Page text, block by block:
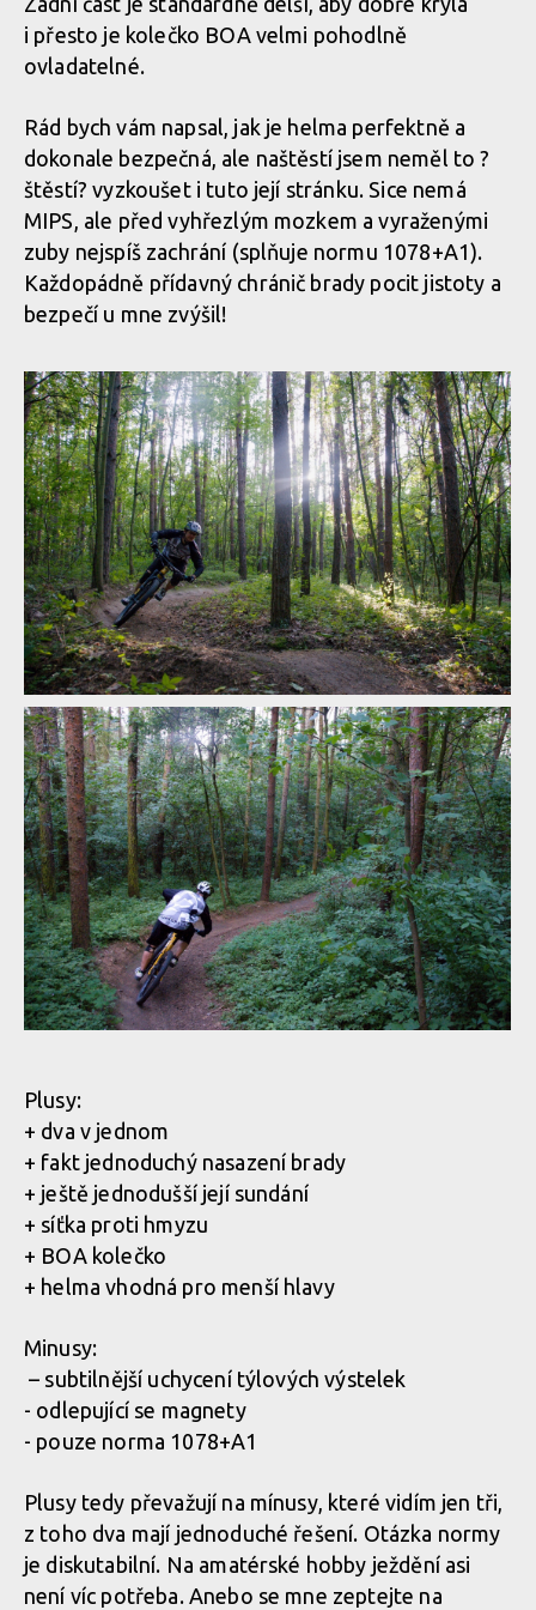
Test: helma
Catlike Forza 2.0
- malá helma i
integrálka v
Test: helma
Catlike Forza 2.0
- malá helma i
integrálka v
jedné
Test: helma
Catlike Forza 2.0
- malá helma i
integrálka v
jedné
Test: helma Catlike Forza 2.0 - malá helma
i integrálka v jedné
Test: helma Catlike Forza 2.0 - malá helma i integrálka v jedné
Test: helma Catlike Forza 2.0 - malá helma i integrálka v jedné
Test: helma Catlike Forza 2.0 - malá helma i integrálka v jedné
i přesto je kolečko BOA velmi pohodlně
ovladatelné.
Rád bych vám napsal, jak je helma perfektně a
dokonale bezpečná, ale naštěstí jsem neměl to ?
štěstí? vyzkoušet i tuto její stránku. Sice nemá
MIPS, ale před vyhřezlým mozkem a vyraženými
zuby nejspíš zachrání (splňuje normu 1078+A1).
Každopádně přídavný chránič brady pocit jistoty a
bezpečí u mne zvýšil!
Test: helma Catlike Forza 2.0 - malá helma i integrálka v jedné
Test: helma Catlike Forza 2.0 - malá helma i integrálka v jedné
Test: helma Catlike Forza 2.0 - malá helma i integrálka v jedné
Test: helma Catlike Forza 2.0 - malá helma i integrálka v jedné
Test: helma Catlike Forza 2.0 - malá helma i integrálka v jedné
Test: helma Catlike Forza 2.0 - malá helma i integrálka v jedné
Test: helma Catlike Forza 2.0 - malá helma i integrálka v jedné
Plusy:
+ dva v jednom
+ fakt jednoduchý nasazení brady
+ ještě jednodušší její sundání
+ síťka proti hmyzu
+ BOA kolečko
+ helma vhodná pro menší hlavy
Minusy:
– subtilnější uchycení týlových výstelek
- odlepující se magnety
- pouze norma 1078+A1
Plusy tedy převažují na mínusy, které vidím jen tři,
z toho dva mají jednoduché řešení. Otázka normy
je diskutabilní. Na amatérské hobby ježdění asi
není víc potřeba. Anebo se mne zeptejte na